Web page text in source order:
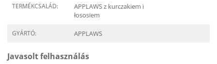
TERMÉKCSALÁD:
APPLAWS z kurczakiem i
łososiem
GYÁRTÓ: APPLAWS
Javasolt felhasználás